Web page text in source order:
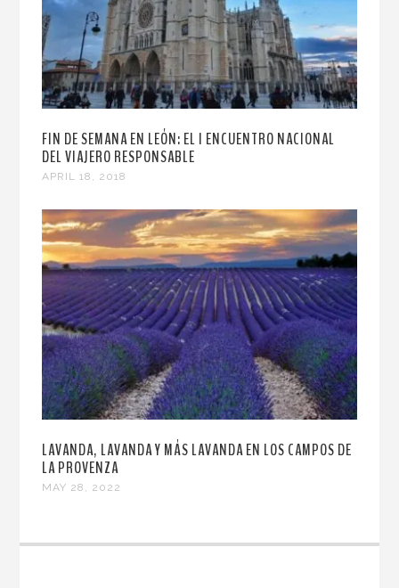
FIN DE SEMANA EN LEÓN: EL I ENCUENTRO NACIONAL
DEL VIAJERO RESPONSABLE
APRIL 18, 2018
LAVANDA, LAVANDA Y MÁS LAVANDA EN LOS CAMPOS DE
LA PROVENZA
MAY 28, 2022